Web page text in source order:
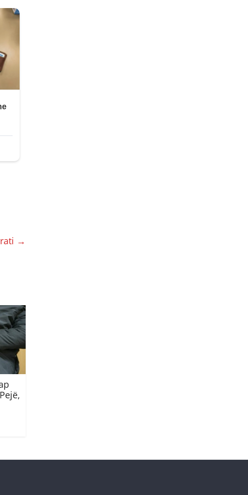
→